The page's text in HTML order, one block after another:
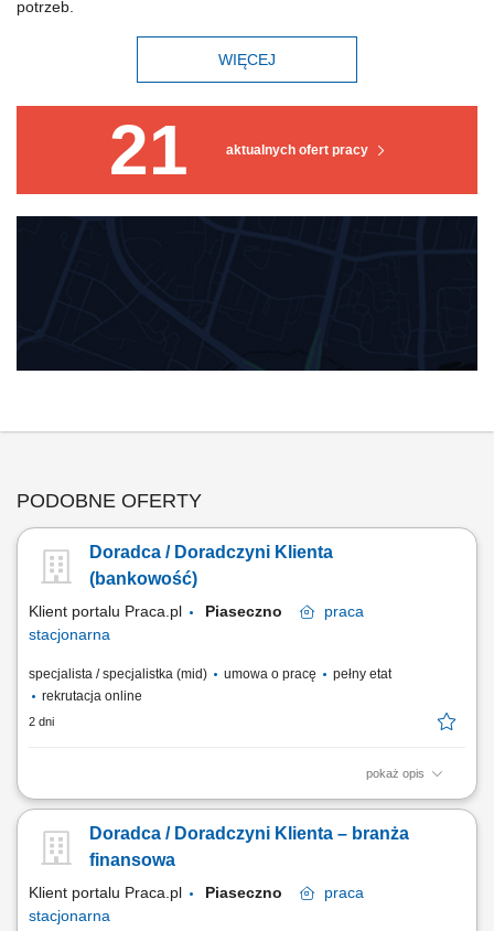
21 aktualnych ofert pracy
potrzeb.
WIĘCEJ
PODOBNE OFERTY
Doradca / Doradczyni Klienta
(bankowość)
Klient portalu Praca.pl Piaseczno
praca
stacjonarna
specjalista / specjalistka (mid) umowa o pracę
pełny etat
rekrutacja online
2 dni
pokaż opis
obsługa klientów; utrzymywanie dobrych relacji z klientami; realizacja
firm;
Doradca / Doradczyni Klienta – branża
finansowa
Klient portalu Praca.pl Piaseczno
praca
stacjonarna